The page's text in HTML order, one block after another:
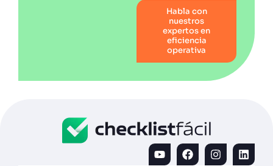
Habla con
nuestros
expertos en
eficiencia
operativa